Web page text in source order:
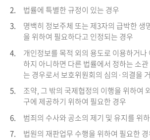
2.
법률에 특별한 규정이 있는 경우
3.
명백히 정보주체 또는 제3자의 급박한 생
을 위하여 필요하다고 인정되는 경우
4.
개인정보를 목적 외의 용도로 이용하거나
하지 아니하면 다른 법률에서 정하는 소
는 경우로서 보호위원회의 심의·의결을
5.
조약, 그 밖의 국제협정의 이행을 위하여
구에 제공하기 위하여 필요한 경우
6.
범죄의 수사와 공소의 제기 및 유지를 위
7.
법원의 재판업무 수행을 위하여 필요한